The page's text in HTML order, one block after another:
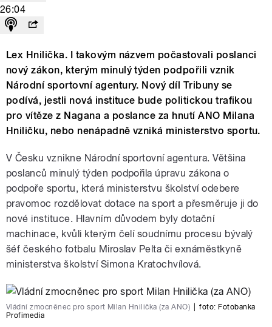
26:04
Lex Hnilička. I takovým názvem počastovali poslanci
nový zákon, kterým minulý týden podpořili vznik
Národní sportovní agentury. Nový díl Tribuny se
podívá, jestli nová instituce bude politickou trafikou
pro vítěze z Nagana a poslance za hnutí ANO Milana
Hniličku, nebo nenápadně vzniká ministerstvo sportu.
V Česku vznikne Národní sportovní agentura. Většina
poslanců minulý týden podpořila úpravu zákona o
podpoře sportu, která ministerstvu školství odebere
pravomoc rozdělovat dotace na sport a přesměruje ji do
nové instituce. Hlavním důvodem byly dotační
machinace, kvůli kterým čelí soudnímu procesu bývalý
šéf českého fotbalu Miroslav Pelta či exnáměstkyně
ministerstva školství Simona Kratochvílová.
Vládní zmocněnec pro sport Milan Hnilička (za ANO) foto: Fotobanka
Profimedia